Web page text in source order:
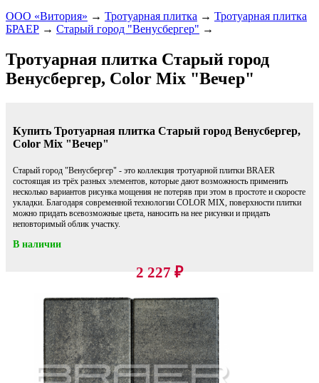
ООО «Витория» → Тротуарная плитка → Тротуарная плитка
БРАЕР → Старый город "Венусбергер" →
Тротуарная плитка Старый город
Венусбергер, Color Mix "Вечер"
Купить Тротуарная плитка Старый город Венусбергер,
Color Mix "Вечер"
Старый город "Венусбергер" - это коллекция тротуарной плитки BRAER
состоящая из трёх разных элементов, которые дают возможность применить
несколько вариантов рисунка мощения не потеряв при этом в простоте и скоросте
укладки. Благодаря современной технологии COLOR MIX, поверхности плитки
можно придать всевозможные цвета, наносить на нее рисунки и придать
неповторимый облик участку.
В наличии
2 227 ₽